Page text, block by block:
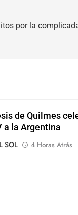
por la
de Quilmes
a la Argentina
SOL
4 Horas Atrás